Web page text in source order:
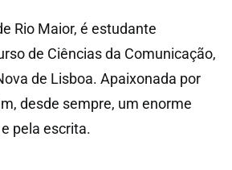
Rio Maior, é estudante
de Ciências da Comunicação,
de Lisboa. Apaixonada por
desde sempre, um enorme
pela escrita.